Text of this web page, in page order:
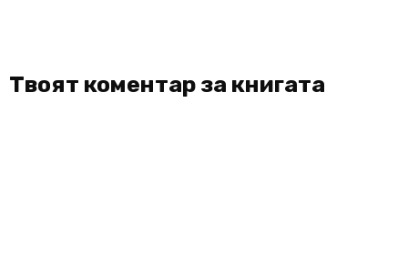
Твоят коментар за книгата